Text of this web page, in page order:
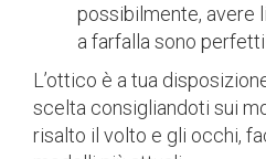
possibilmente, avere
a farfalla sono
L’ottico è a tua
scelta consigliandoti sui
risalto il volto e gli occhi,